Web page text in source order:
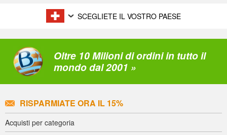
SCEGLIETE IL VOSTRO PAESE
Oltre 10 Milioni di ordini in tutto il
mondo dal 2001 »
RISPARMIATE ORA IL 15%
Acquisti per categoria